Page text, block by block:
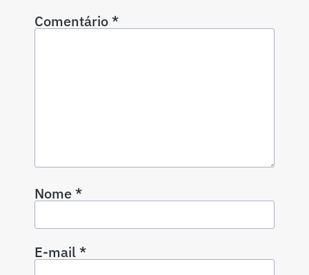
Comentário*
Nome*
E-mail*